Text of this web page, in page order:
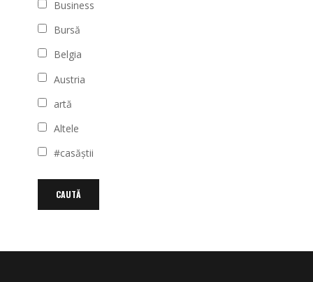
Business
Bursă
Belgia
Austria
artă
Altele
#casăștii